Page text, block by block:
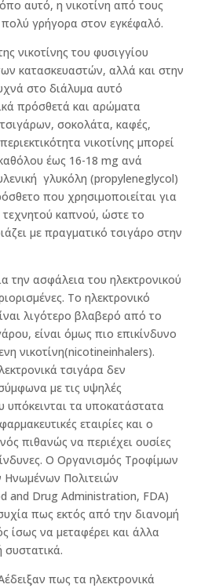
αυτό, η νικοτίνη από τους
γρήγορα στον εγκέφαλό.
νικοτίνης του φυσιγγίου
κατασκευαστών, αλλά και στην
στο διάλυμα αυτό
πρόσθετά και αρώματα
τσιγάρων, σοκολάτα, καφές,
νικοτίνης μπορεί
έως 16-18 mg ανά
γλυκόλη (propyleneglycol)
που χρησιμοποιείται για
τεχνητού καπνού, ώστε το
με πραγματικό τσιγάρο στην
την ασφάλεια του ηλεκτρονικού
Το ηλεκτρονικό
λιγότερο βλαβερό από το
είναι όμως πιο επικίνδυνο
νικοτίνη(nicotineinhalers).
τσιγάρα δεν
με τις υψηλές
τα υποκατάστατα
εταιρίες και ο
πιθανώς να περιέχει ουσίες
Ο Οργανισμός Τροφίμων
Πολιτειών
and Drug Administration, FDA)
πως εκτός από την διανομή
ίσως να μεταφέρει και άλλα
πως τα ηλεκτρονικά